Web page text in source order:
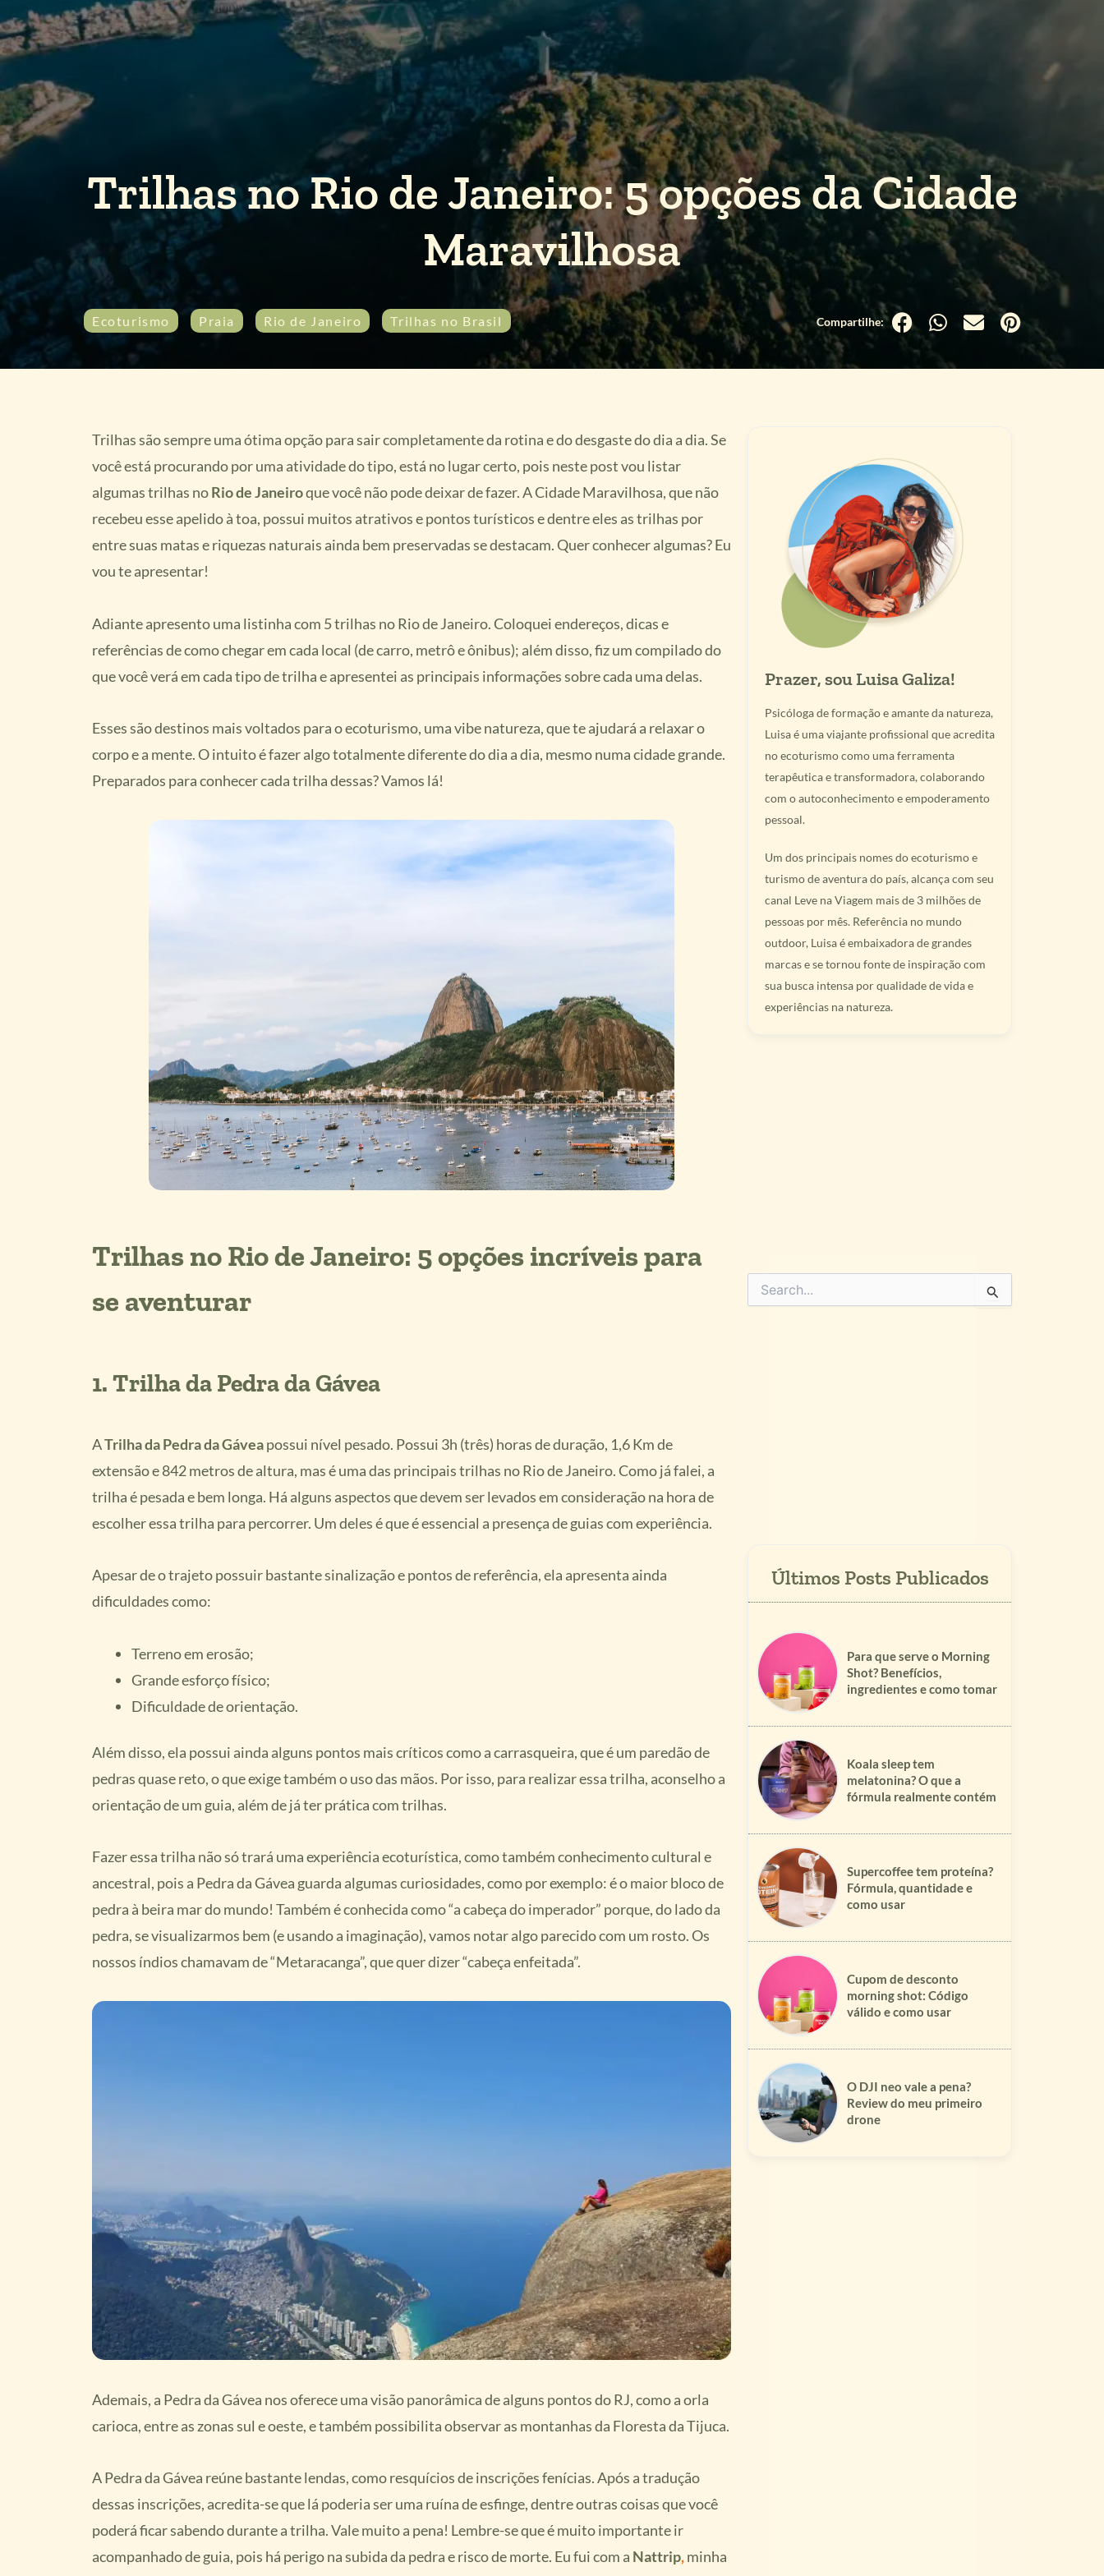
Trilhas no Rio de Janeiro: 5 opções da Cidade
Maravilhosa
Ecoturismo Praia Rio de Janeiro Trilhas no Brasil
Trilhas são sempre uma ótima opção para sair completamente da rotina e do desgaste do dia a dia. Se
você está procurando por uma atividade do tipo, está no lugar certo, pois neste post vou listar
algumas trilhas noRio de Janeiroque você não pode deixar de fazer. A Cidade Maravilhosa, que não
recebeu esse apelido à toa, possui muitos atrativos e pontos turísticos e dentre eles as trilhas por
entre suas matas e riquezas naturais ainda bem preservadas se destacam. Quer conhecer algumas? Eu
vou te apresentar!
Adiante apresento uma listinha com 5 trilhas no Rio de Janeiro. Coloquei endereços, dicas e
referências de como chegar em cada local (de carro, metrô e ônibus); além disso, fiz um compilado do
que você verá em cada tipo de trilha e apresentei as principais informações sobre cada uma delas.
Esses são destinos mais voltados para o ecoturismo, uma vibe natureza, que te ajudará a relaxar o
corpo e a mente. O intuito é fazer algo totalmente diferente do dia a dia, mesmo numa cidade grande.
Preparados para conhecer cada trilha dessas? Vamos lá!
Trilhas no Rio de Janeiro: 5 opções incríveis para
se aventurar
1. Trilha da Pedra da Gávea
ATrilha da Pedra da Gáveapossui nível pesado. Possui 3h (três) horas de duração, 1,6 Km de
extensão e 842 metros de altura, mas é uma das principais trilhas no Rio de Janeiro. Como já falei, a
trilha é pesada e bem longa. Há alguns aspectos que devem ser levados em consideração na hora de
escolher essa trilha para percorrer. Um deles é que é essencial a presença de guias com experiência.
Apesar de o trajeto possuir bastante sinalização e pontos de referência, ela apresenta ainda
dificuldades como:
Terreno em erosão;
Grande esforço físico;
Dificuldade de orientação.
Além disso, ela possui ainda alguns pontos mais críticos como a carrasqueira, que é um paredão de
pedras quase reto, o que exige também o uso das mãos. Por isso, para realizar essa trilha, aconselho a
orientação de um guia, além de já ter prática com trilhas.
Fazer essa trilha não só trará uma experiência ecoturística, como também conhecimento cultural e
ancestral, pois a Pedra da Gávea guarda algumas curiosidades, como por exemplo: é o maior bloco de
pedra à beira mar do mundo! Também é conhecida como “a cabeça do imperador” porque, do lado da
pedra, se visualizarmos bem (e usando a imaginação), vamos notar algo parecido com um rosto. Os
nossos índios chamavam de “Metaracanga”, que quer dizer “cabeça enfeitada”.
Ademais, a Pedra da Gávea nos oferece uma visão panorâmica de alguns pontos do RJ, como a orla
carioca, entre as zonas sul e oeste, e também possibilita observar as montanhas da Floresta da Tijuca.
A Pedra da Gávea reúne bastante lendas, como resquícios de inscrições fenícias. Após a tradução
dessas inscrições, acredita-se que lá poderia ser uma ruína de esfinge, dentre outras coisas que você
poderá ficar sabendo durante a trilha. Vale muito a pena! Lembre-se que é muito importante ir
acompanhado de guia, pois há perigo na subida da pedra e risco de morte. Eu fui com a Nattrip,minha
Prazer, sou Luisa Galiza!
Psicóloga de formação e amante da natureza,
Luisa é uma viajante profissional que acredita
no ecoturismo como uma ferramenta
terapêutica e transformadora, colaborando
com o autoconhecimento e empoderamento
pessoal.
Um dos principais nomes do ecoturismo e
turismo de aventura do país, alcança com seu
canal Leve na Viagem mais de 3 milhões de
pessoas por mês. Referência no mundo
outdoor, Luisa é embaixadora de grandes
marcas e se tornou fonte de inspiração com
sua busca intensa por qualidade de vida e
experiências na natureza.
Pesquisar
por:
Para que serve o Morning
Shot? Benefícios,
ingredientes e como tomar
Koala sleep tem
melatonina? O que a
fórmula realmente contém
Supercoffee tem proteína?
Fórmula, quantidade e
como usar
Cupom de desconto
morning shot: Código
válido e como usar
O DJI neo vale a pena?
Review do meu primeiro
drone